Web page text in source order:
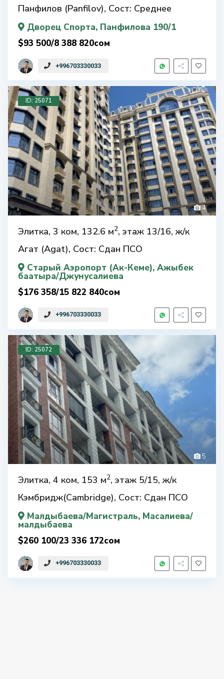
Панфилов (Panfilov), Сост: Среднее
Дворец Спорта, Панфилова 190/1
$93 500/8 388 820сом
+996703330033
4
ID: 25071
Элитка, 3 ком, 132.6 м2, этаж 13/16, ж/к
Агат (Agat), Сост: Сдан ПСО
Старый Аэропорт (Ак-Кеме), Ажыбек
баатыра/Джунусалиева
$176 358/15 822 840сом
+996703330033
5
ID: 25072
Элитка, 4 ком, 153 м2, этаж 5/15, ж/к
Кэмбридж(Cambridge), Сост: Сдан ПСО
Малдыбаева/Магистраль, Масалиева/
малдыбаева
$260 100/23 336 172сом
+996703330033